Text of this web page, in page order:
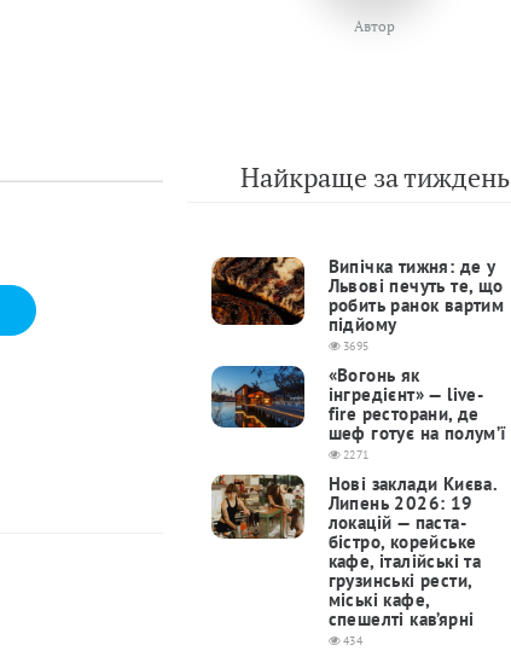
Автор
Найкраще за тиждень
Випічка тижня: де у
Львові печуть те, що
робить ранок вартим
підйому
3695
«Вогонь як
інгредієнт» — live-
fire ресторани, де
шеф готує на полум’ї
2271
Нові заклади Києва.
Липень 2026: 19
локацій — паста-
бістро, корейське
кафе, італійські та
грузинські рести,
міські кафе,
спешелті кав’ярні
434